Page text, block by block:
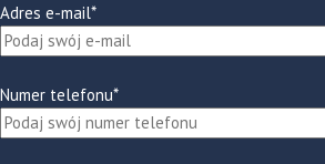
Adres e-mail*
Numer telefonu*